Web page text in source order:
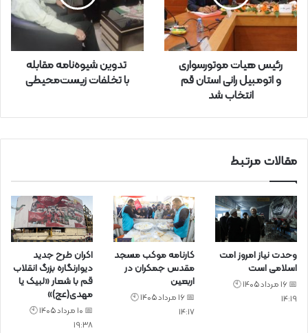
ا
و
ر
رئیس هیات موتورسواری
و اتومبیل رانی استان قم
انتخاب شد
تدوین شیوه‌نامه مقابله
با تخلفات زیست‌محیطی
مقالات مرتبط
وحدت نیاز امروز امت
اسلامی است
📅 16 مرداد 1405 🕙
14:19
کارنامه موکب مسجد
مقدس جمکران در
اربعین
📅 16 مرداد 1405 🕙
14:17
اکران طرح جدید
دیوارنگاره بزرگ انقلاب
قم با شعار «لبیک یا
مهدی(عج)»
📅 10 مرداد 1405 🕙
19:38